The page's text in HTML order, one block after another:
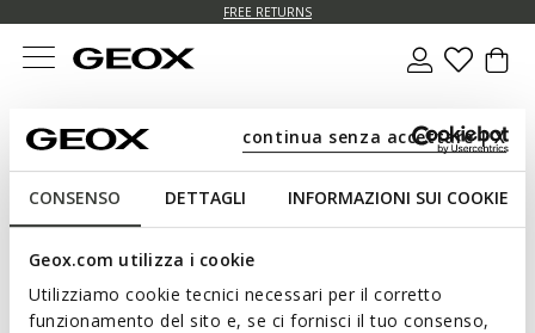
CONSENSO DETTAGLI INFORMAZIONI SUI COOKIE
Geox.com utilizza i cookie
Utilizziamo cookie tecnici necessari per il corretto
funzionamento del sito e, se ci fornisci il tuo consenso,
continua senza accettare | X
FREE RETURNS
Back
Reset password
Specify the email address associated with your account to
receive instructions on how to reset your password by e-mail.